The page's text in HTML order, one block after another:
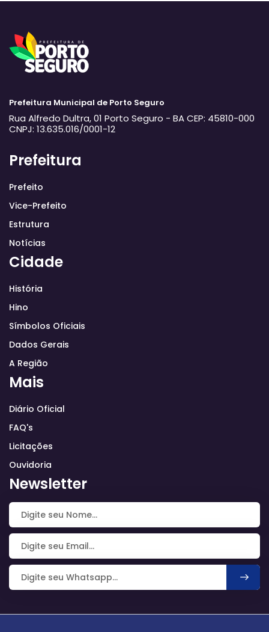
Prefeitura Municipal de Porto Seguro
Rua Alfredo Dultra, 01 Porto Seguro - BACEP: 45810-000
CNPJ: 13.635.016/0001-12
Prefeitura
Prefeito
Vice-Prefeito
Estrutura
Notícias
Cidade
História
Hino
Símbolos Oficiais
Dados Gerais
A Região
Mais
Diário Oficial
FAQ's
Licitações
Ouvidoria
Newsletter